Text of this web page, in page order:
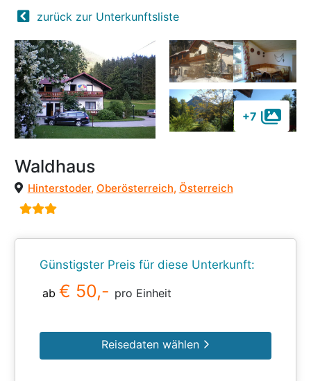
zurück zur Unterkunftsliste
+7
Waldhaus
Hinterstoder, Oberösterreich, Österreich
Günstigster Preis für diese Unterkunft:
ab € 50,- pro Einheit
Reisedaten wählen